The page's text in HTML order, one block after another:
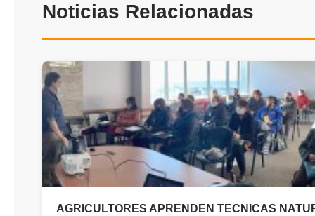
Noticias Relacionadas
AGRICULTORES APRENDEN TECNICAS